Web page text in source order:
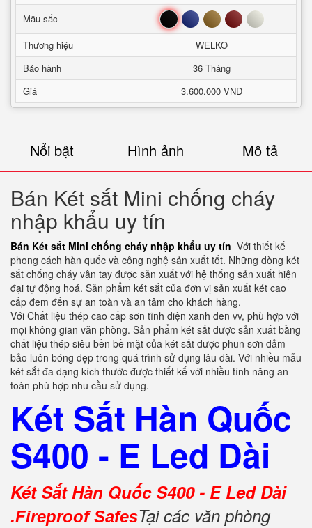
Mầu sắc Đen Xanh Nâu Đỏ Trắng
Thương hiệu
WELKO
Bảo hành
36 Tháng
Giá
3.600.000 VNĐ
Nổi bật Hình ảnh Mô tả
Bán Két sắt Mini chống cháy
nhập khẩu uy tín
Bán Két sắt Mini chống cháy nhập khẩu uy tín Với thiết kế
phong cách hàn quốc và công nghệ sản xuất tốt. Những dòng két
sắt chống cháy vân tay được sản xuất với hệ thống sản xuất hiện
đại tự động hoá. Sản phẩm két sắt của đơn vị sản xuất két cao
cấp đem đến sự an toàn và an tâm cho khách hàng.
Với Chất liệu thép cao cấp sơn tĩnh điện xanh đen vv, phù hợp với
mọi không gian văn phòng. Sản phẩm két sắt được sản xuất bằng
chất liệu thép siêu bền bề mặt của két sắt được phun sơn đảm
bảo luôn bóng đẹp trong quá trình sử dụng lâu dài. Với nhiều mẫu
két sắt đa dạng kích thước được thiết kế với nhiều tính năng an
toàn phù hợp nhu cầu sử dụng.
Két Sắt Hàn Quốc
S400 - E Led Dài
Két Sắt Hàn Quốc S400 - E Led Dài
.Fireproof SafesTại các văn phòng